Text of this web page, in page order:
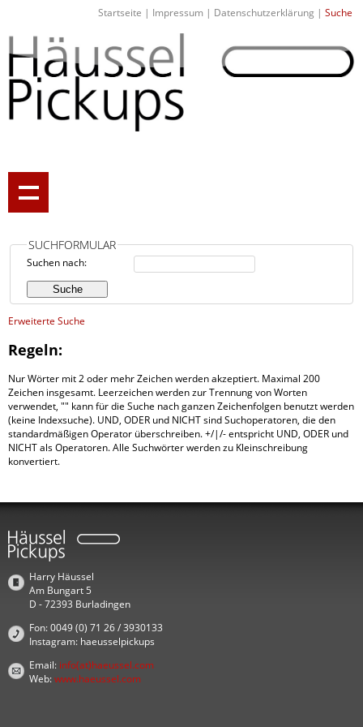
Startseite | Impressum | Datenschutzerklärung | Suche
SUCHFORMULAR
Suchen nach:
Erweiterte Suche
Regeln:
Nur Wörter mit 2 oder mehr Zeichen werden akzeptiert. Maximal 200
Zeichen insgesamt. Leerzeichen werden zur Trennung von Worten
verwendet, "" kann für die Suche nach ganzen Zeichenfolgen benutzt werden
(keine Indexsuche). UND, ODER und NICHT sind Suchoperatoren, die den
standardmäßigen Operator überschreiben. +/|/- entspricht UND, ODER und
NICHT als Operatoren. Alle Suchwörter werden zu Kleinschreibung
konvertiert.
Harry Häussel
Am Bungart 5
D - 72393 Burladingen
Fon: 0049 (0) 71 26 / 3930133
Instagram: haeusselpickups
Email: info(at)haeussel.com
Web:www.haeussel.com